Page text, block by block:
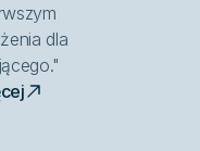
dla